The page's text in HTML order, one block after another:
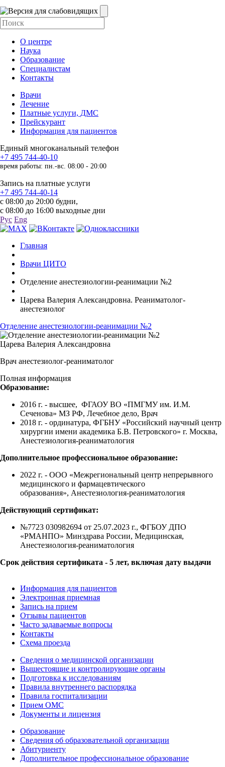
О центре
Наука
Образование
Специалистам
Контакты
Врачи
Лечение
Платные услуги, ДМС
Прейскурант
Информация для пациентов
Единый многоканальный телефон
+7 495 744-40-10
время работы: пн.-вс. 08:00 - 20:00
Запись на платные услуги
+7 495 744-40-14
с 08:00 до 20:00 будни,
с 08:00 до 16:00 выходные дни
Рус Eng
Главная
Врачи ЦИТО
Отделение анестезиологии-реанимации №2
Царева Валерия Александровна. Реаниматолог-
анестезиолог
Отделение анестезиологии-реанимации №2
Царева Валерия Александровна
Врач анестезиолог-реаниматолог
Полная информация
Образование:
2016 г. - высшее, ФГАОУ ВО «ПМГМУ им. И.М.
Сеченова» МЗ РФ, Лечебное дело, Врач
2018 г. - ординатура, ФГБНУ «Российский научный центр
хирургии имени академика Б.В. Петровского» г. Москва,
Анестезиология-реаниматология
Дополнительное профессиональное образование:
2022 г. - ООО «Межрегиональный центр непрерывного
медицинского и фармацевтического
образования», Анестезиология-реаниматология
Действующий сертификат:
№7723 030982694 от 25.07.2023 г., ФГБОУ ДПО
«РМАНПО» Минздрава России, Медицинская,
Анестезиология-реаниматология
Срок действия сертификата - 5 лет, включая дату выдачи
Информация для пациентов
Электронная приемная
Запись на прием
Отзывы пациентов
Часто задаваемые вопросы
Контакты
Схема проезда
Сведения о медицинской организации
Вышестоящие и контролирующие органы
Подготовка к исследованиям
Правила внутреннего распорядка
Правила госпитализации
Прием ОМС
Документы и лицензия
Образование
Сведения об образовательной организации
Абитуриенту
Дополнительное профессиональное образование